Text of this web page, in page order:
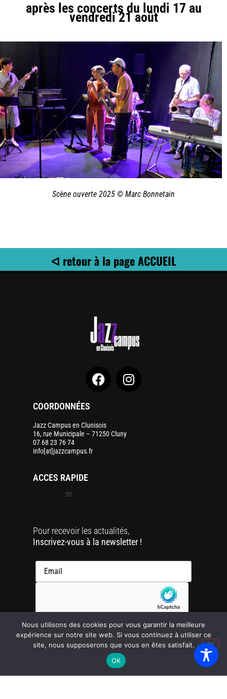
après les concerts du lundi 17 au
vendredi 21 août
Scène ouverte 2025 © Marc Bonnetain
ᐊ retour à la page ACCUEIL
COORDONNÉES
Jazz Campus en Clunisois
16, rue Municipale – 71250 Cluny
07 68 23 76 74
info[at]jazzcampus.fr
ACCES RAPIDE
Pour recevoir les actualités,
Inscrivez-vous à la newsletter !
Nous utilisons des cookies pour vous garantir la meilleure
expérience sur notre site web. Si vous continuez à utiliser ce
site, nous supposerons que vous en êtes satisfait.
OK